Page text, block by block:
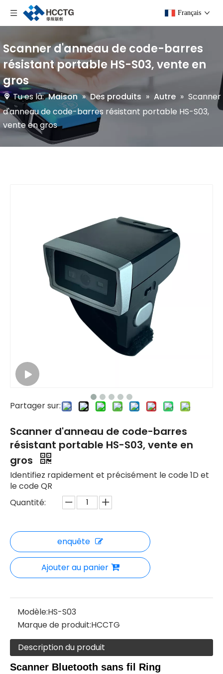
Français
Scanner d'anneau de code-barres
résistant portable HS-S03, vente en
gros
Tu es là: Maison » Des produits » Autre » Scanner
d'anneau de code-barres résistant portable HS-S03,
vente en gros
Partager sur:
Scanner d'anneau de code-barres
résistant portable HS-S03, vente en
gros
Identifiez rapidement et précisément le code 1D et
le code QR
Quantité:
enquête
Ajouter au panier
Modèle:HS-S03
Marque de produit:HCCTG
Description du produit
Scanner Bluetooth sans fil Ring